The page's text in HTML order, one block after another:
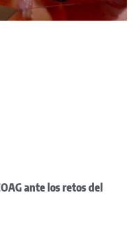
ante los retos del